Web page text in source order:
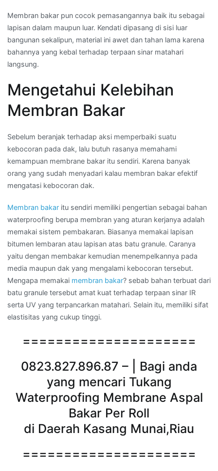
Membran bakar pun cocok pemasangannya baik itu sebagai
lapisan dalam maupun luar. Kendati dipasang di sisi luar
bangunan sekalipun, material ini awet dan tahan lama karena
bahannya yang kebal terhadap terpaan sinar matahari
langsung.
Mengetahui Kelebihan
Membran Bakar
Sebelum beranjak terhadap aksi memperbaiki suatu
kebocoran pada dak, lalu butuh rasanya memahami
kemampuan membrane bakar itu sendiri. Karena banyak
orang yang sudah menyadari kalau membran bakar efektif
mengatasi kebocoran dak.
Membran bakar itu sendiri memiliki pengertian sebagai bahan
waterproofing berupa membran yang aturan kerjanya adalah
memakai sistem pembakaran. Biasanya memakai lapisan
bitumen lembaran atau lapisan atas batu granule. Caranya
yaitu dengan membakar kemudian menempelkannya pada
media maupun dak yang mengalami kebocoran tersebut.
Mengapa memakai membran bakar? sebab bahan terbuat dari
batu granule tersebut amat kuat terhadap terpaan sinar IR
serta UV yang terpancarkan matahari. Selain itu, memiliki sifat
elastisitas yang cukup tinggi.
=====================
0823.827.896.87 – | Bagi anda
yang mencari Tukang
Waterproofing Membrane Aspal
Bakar Per Roll
di Daerah Kasang Munai,Riau
=====================